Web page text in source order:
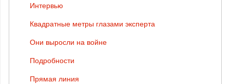
Интервью
Квадратные метры глазами эксперта
Они выросли на войне
Подробности
Прямая линия